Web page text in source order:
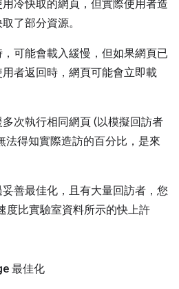
冷快取的網頁，但實際使用者造
了部分資源。
可能會載入緩慢，但如果網頁已
用者返回時，網頁可能會立即載
次執行相同網頁 (以模擬回訪者
法得知實際造訪的百分比，是來
善最佳化，且有大量回訪者，您
度比實驗室資料所示的快上許
最佳化